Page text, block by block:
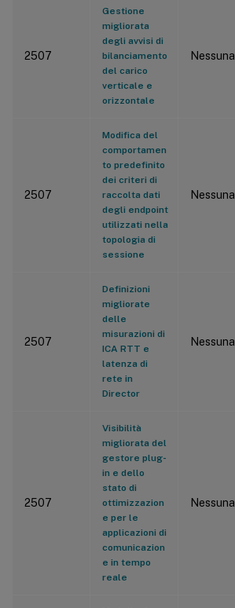
2507
Gestione
migliorata
degli avvisi di
bilanciamento
del carico
verticale e
orizzontale
Nessuna
2507
Modifica del
comportamen
to predefinito
dei criteri di
raccolta dati
degli endpoint
utilizzati nella
topologia di
sessione
Nessuna
2507
Definizioni
migliorate
delle
misurazioni di
ICA RTT e
latenza di
rete in
Director
Nessuna
2507
Visibilità
migliorata del
gestore plug-
in e dello
stato di
ottimizzazion
e per le
applicazioni di
comunicazion
e in tempo
reale
Nessuna